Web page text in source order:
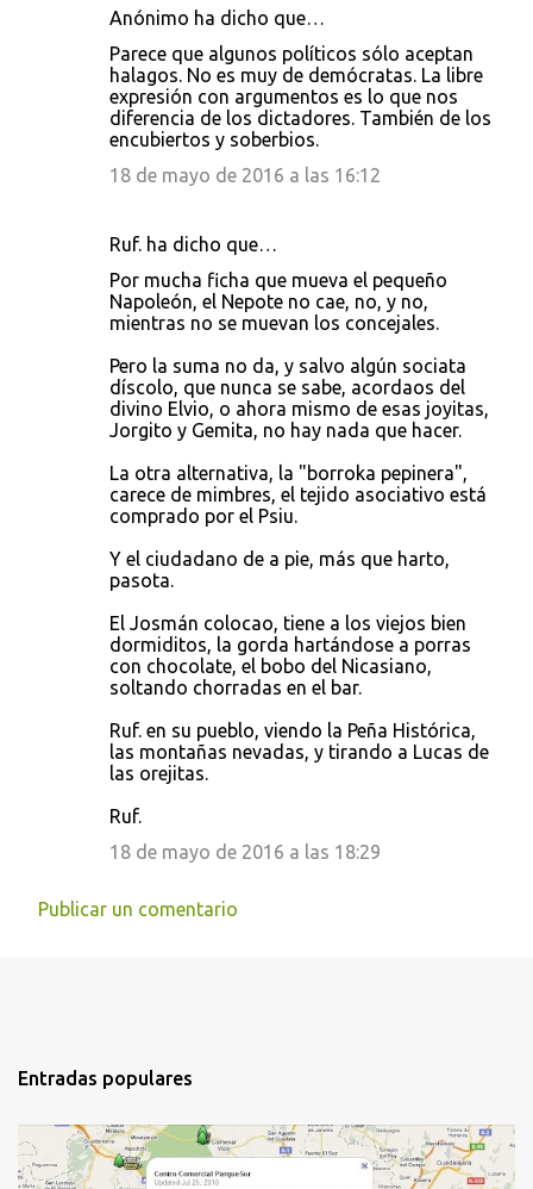
Anónimo ha dicho que…
Parece que algunos políticos sólo aceptan
halagos. No es muy de demócratas. La libre
expresión con argumentos es lo que nos
diferencia de los dictadores. También de los
encubiertos y soberbios.
18 de mayo de 2016 a las 16:12
Ruf. ha dicho que…
Por mucha ficha que mueva el pequeño
Napoleón, el Nepote no cae, no, y no,
mientras no se muevan los concejales.
Pero la suma no da, y salvo algún sociata
díscolo, que nunca se sabe, acordaos del
divino Elvio, o ahora mismo de esas joyitas,
Jorgito y Gemita, no hay nada que hacer.
La otra alternativa, la "borroka pepinera",
carece de mimbres, el tejido asociativo está
comprado por el Psiu.
Y el ciudadano de a pie, más que harto,
pasota.
El Josmán colocao, tiene a los viejos bien
dormiditos, la gorda hartándose a porras
con chocolate, el bobo del Nicasiano,
soltando chorradas en el bar.
Ruf. en su pueblo, viendo la Peña Histórica,
las montañas nevadas, y tirando a Lucas de
las orejitas.
Ruf.
18 de mayo de 2016 a las 18:29
Publicar un comentario
Entradas populares